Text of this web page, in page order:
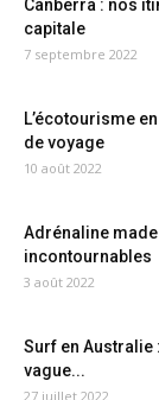
Canberra : nos
capitale
7 septembre 2022
L’écotourisme
de voyage
10 août 2022
Adrénaline
incontournables
3 août 2022
Surf en Australie
vague...
27 juillet 2022